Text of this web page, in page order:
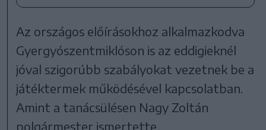
Az országos előírásokhoz alkalmazkodva
Gyergyószentmiklóson is az eddigieknél
jóval szigorúbb szabályokat vezetnek be a
játéktermek működésével kapcsolatban.
Amint a tanácsülésen Nagy Zoltán
polgármester ismertette,